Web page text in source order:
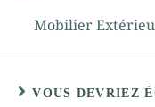
Mobilier
VOUS DEVRIEZ